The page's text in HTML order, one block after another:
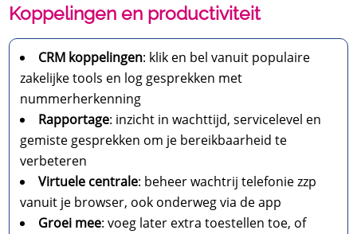
Koppelingen en productiviteit
CRM koppelingen: klik en bel vanuit populaire
zakelijke tools en log gesprekken met
nummerherkenning
Rapportage: inzicht in wachttijd, servicelevel en
gemiste gesprekken om je bereikbaarheid te
verbeteren
Virtuele centrale: beheer wachtrij telefonie zzp
vanuit je browser, ook onderweg via de app
Groei mee: voeg later extra toestellen toe, of